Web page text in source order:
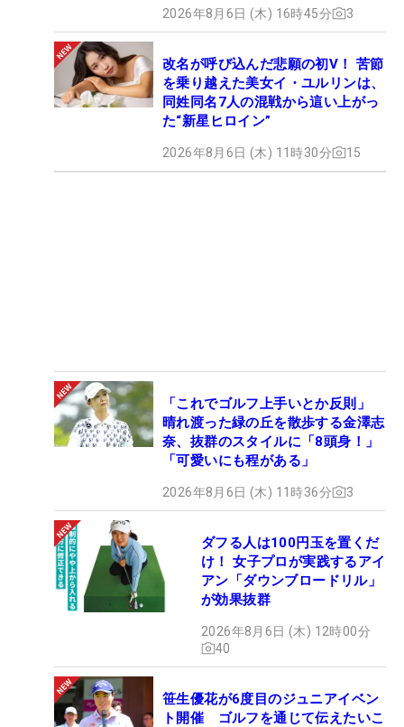
2026年8月6日 (木) 16時45分 3
改名が呼び込んだ悲願の初V！ 苦節
を乗り越えた美女イ・ユルリンは、
同姓同名7人の混戦から這い上がっ
た“新星ヒロイン”
2026年8月6日 (木) 11時30分 15
「これでゴルフ上手いとか反則」
晴れ渡った緑の丘を散歩する金澤志
奈、抜群のスタイルに「8頭身！」
「可愛いにも程がある」
2026年8月6日 (木) 11時36分 3
ダフる人は100円玉を置くだ
け！ 女子プロが実践するアイ
アン「ダウンブロードリル」
が効果抜群
2026年8月6日 (木) 12時00分
40
笹生優花が6度目のジュニアイベン
ト開催 ゴルフを通じて伝えたいこ